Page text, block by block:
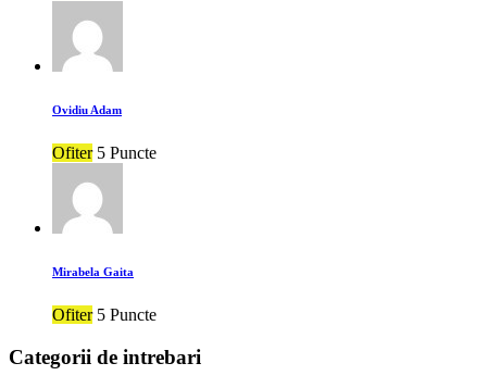
Ovidiu Adam
Ofiter 5 Puncte
Mirabela Gaita
Ofiter 5 Puncte
Categorii de intrebari